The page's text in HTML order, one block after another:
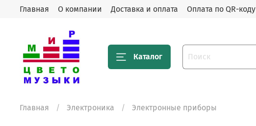
Главная О компании Доставка и оплата Оплата по QR-коду
Каталог
Главная Электроника Электронные приборы